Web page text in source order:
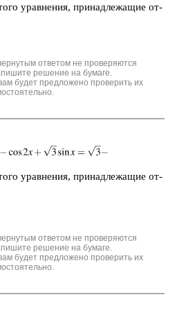
урав­не­ния, при­над­ле­жа­щие от­
ответом не проверяются
решение на бумаге.
будет предложено проверить их
урав­не­ния, при­над­ле­жа­щие от­
ответом не проверяются
решение на бумаге.
будет предложено проверить их